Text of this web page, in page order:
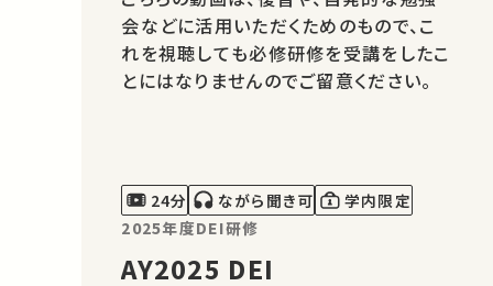
会などに活用いただくためのもので、こ
れを視聴しても必修研修を受講をしたこ
とにはなりませんのでご留意ください。
24分 ながら聞き可
学内限定
2025年度DEI研修
AY2025 DEI